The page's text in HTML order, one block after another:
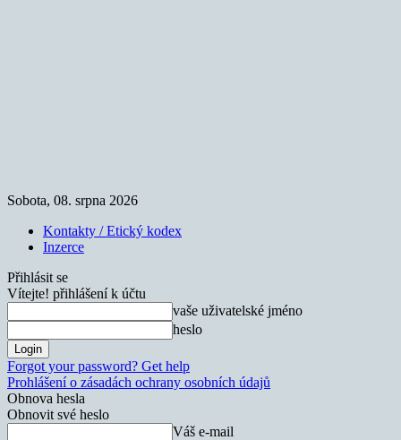
Sobota, 08. srpna 2026
Kontakty / Etický kodex
Inzerce
Přihlásit se
Vítejte! přihlášení k účtu
vaše uživatelské jméno
heslo
Forgot your password? Get help
Prohlášení o zásadách ochrany osobních údajů
Obnova hesla
Obnovit své heslo
Váš e-mail